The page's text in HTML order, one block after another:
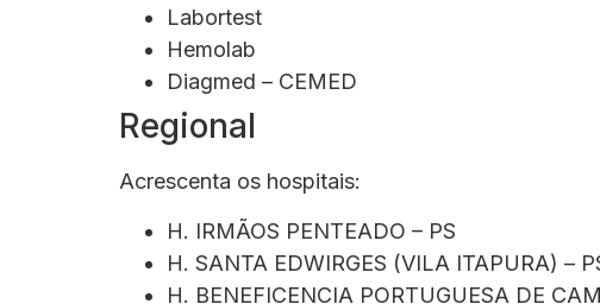
Labortest
Hemolab
Diagmed – CEMED
Regional
Acrescenta os hospitais:
H. IRMÃOS PENTEADO – PS
H. SANTA EDWIRGES (VILA ITAPURA) –
H. BENEFICENCIA PORTUGUESA DE